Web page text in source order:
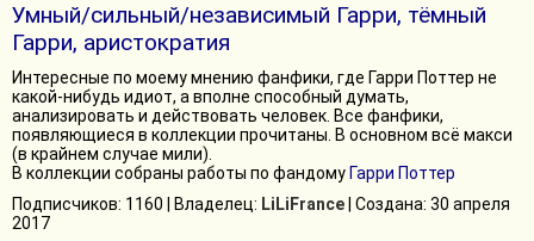
Умный/сильный/независимый Гарри, тёмный
Гарри, аристократия
Интересные по моему мнению фанфики, где Гарри Поттер не
какой-нибудь идиот, а вполне способный думать,
анализировать и действовать человек. Все фанфики,
появляющиеся в коллекции прочитаны. В основном всё макси
(в крайнем случае мили).
В коллекции собраны работы по фандому Гарри Поттер
Подписчиков: 1160 | Владелец: LiLiFrance | Cоздана: 30 апреля
2017